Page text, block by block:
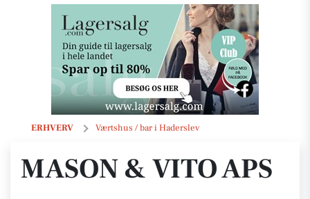
ERHVERV Værtshus / bar i Haderslev
Mason & Vito ApS
MASON & VITO APS